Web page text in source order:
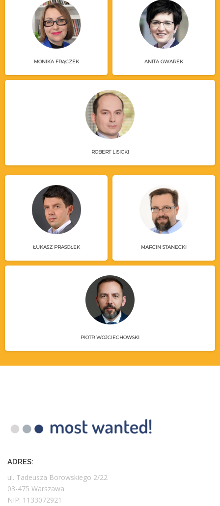
MONIKA FRĄCZEK ANITA GWAREK
ROBERT LISICKI
ŁUKASZ PRASOŁEK MARCIN STANECKI
PIOTR WOJCIECHOWSKI
ADRES:
ul. Tadeusza Borowskiego 2/22
03-475 Warszawa
NIP: 1133072921